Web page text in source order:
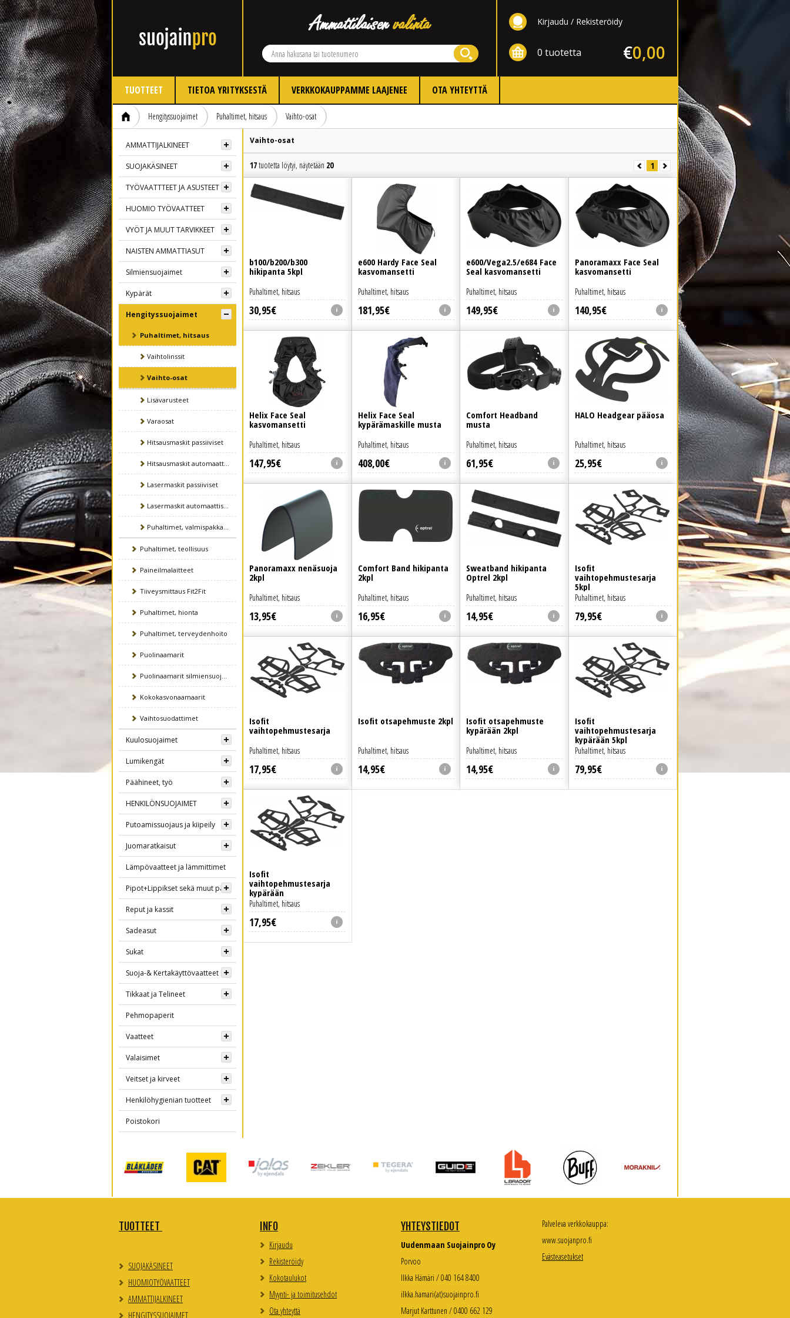
Kirjaudu Rekisteröidy
0 tuotetta 0,00
€
TUOTTEET TIETOA YRITYKSESTÄ VERKKOKAUPPAMME LAAJENEE OTA YHTEYTTÄ
Hengityssuojaimet Puhaltimet, hitsaus Vaihto-osat
AMMATTIJALKINEET
SUOJAKÄSINEET
TYÖVAATTTEET JA ASUSTEET
HUOMIO TYÖVAATTEET
VYÖT JA MUUT TARVIKKEET
NAISTEN AMMATTIASUT
Silmiensuojaimet
Kypärät
Hengityssuojaimet
Puhaltimet, hitsaus
Vaihtolinssit
Vaihto-osat
Lisävarusteet
Varaosat
Hitsausmaskit passiiviset
Hitsausmaskit automaattiset
Lasermaskit passiiviset
Lasermaskit automaattiset
Puhaltimet, valmispakkaukset
Puhaltimet, teollisuus
Paineilmalaitteet
Tiiveysmittaus Fit2Fit
Puhaltimet, hionta
Puhaltimet, terveydenhoito
Puolinaamarit
Puolinaamarit silmiensuojaimel
Kokokasvonaamaarit
Vaihtosuodattimet
Kuulosuojaimet
Lumikengät
Päähineet, työ
HENKILÖNSUOJAIMET
Putoamissuojaus ja kiipeily
Juomaratkaisut
Lämpövaatteet ja lämmittimet
Pipot+Lippikset sekä muut päähineet
Reput ja kassit
Sadeasut
Sukat
Suoja-& Kertakäyttövaatteet
Tikkaat ja Telineet
Pehmopaperit
Vaatteet
Valaisimet
Veitset ja kirveet
Henkilöhygienian tuotteet
Poistokori
Vaihto-osat
17tuotetta löytyi, näytetään 20Edellinen 1
b100/b200/b300
hikipanta 5kpl
30,95€
Puhaltimet, hitsaus
e600 Hardy Face Seal
kasvomansetti
181,95€
Puhaltimet, hitsaus
e600/Vega2.5/e684 Face
Seal kasvomansetti
149,95€
Puhaltimet, hitsaus
Panoramaxx Face Seal
kasvomansetti
140,95€
Puhaltimet, hitsaus
Lue lisää
Helix Face Seal
kasvomansetti
147,95€
Puhaltimet, hitsaus
Helix Face Seal
kypärämaskille musta
408,00€
Puhaltimet, hitsaus
Comfort Headband
musta
61,95€
Puhaltimet, hitsaus
HALO Headgear pääosa
25,95€
Puhaltimet, hitsaus
Lue lisää
Panoramaxx nenäsuoja
2kpl
13,95€
Puhaltimet, hitsaus
Comfort Band hikipanta
2kpl
16,95€
Puhaltimet, hitsaus
Sweatband hikipanta
Optrel 2kpl
14,95€
Puhaltimet, hitsaus
Isofit
vaihtopehmustesarja
5kpl
79,95€
Puhaltimet, hitsaus
Lue lisää
Isofit
vaihtopehmustesarja
17,95€
Puhaltimet, hitsaus
Isofit otsapehmuste 2kpl
14,95€
Puhaltimet, hitsaus
Isofit otsapehmuste
kypärään 2kpl
14,95€
Puhaltimet, hitsaus
Isofit
vaihtopehmustesarja
kypärään 5kpl
79,95€
Puhaltimet, hitsaus
Isofit
vaihtopehmustesarja
kypärään
17,95€
Puhaltimet, hitsaus
TUOTTEET
SUOJAKÄSINEET
HUOMIOTYÖVAATTEET
AMMATTIJALKINEET
HENGITYSSUOJAIMET
INFO
Kirjaudu
Rekisteröidy
Kokotaulukot
Myynti- ja toimitusehdot
Ota yhteyttä
YHTEYSTIEDOT
Uudenmaan Suojainpro Oy
Porvoo
Ilkka Hämäri / 040 164 8400
ilkka.hamari(at)suojainpro.fi
Marjut Karttunen / 0400 662 129
Palveleva verkkokauppa:
www.suojanpro.fi
Evästeasetukset